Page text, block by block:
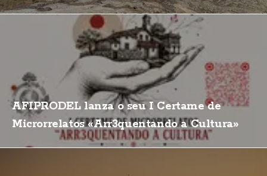
AFIPRODEL lanza o seu I Certame de
Microrrelatos «Arr3quentando a Cultura»